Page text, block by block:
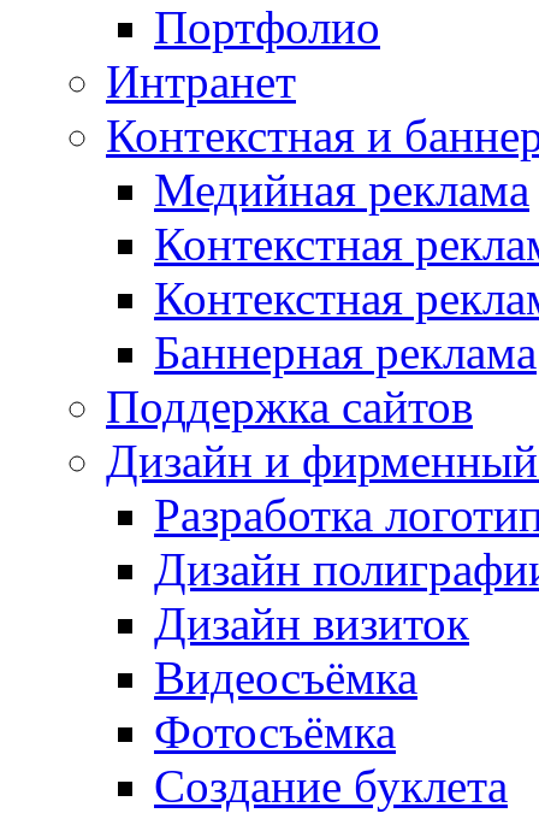
Портфолио
Интранет
Контекстная и
Медийная реклама
Контекстная
Контекстная
Баннерная реклама
Поддержка сайтов
Дизайн и фирменный
Разработка
Дизайн
Дизайн визиток
Видеосъёмка
Фотосъёмка
Создание буклета